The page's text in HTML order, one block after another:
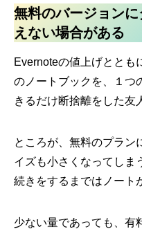
無料のバージョン
えない場合がある
Evernoteの値上げととも
のノートブックを、１つ
きるだけ断捨離をした友
ところが、無料のプラン
イズも小さくなってしま
続きをするまではノート
少ない量であっても、有